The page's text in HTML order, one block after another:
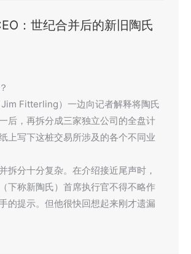
：世纪合并后的新旧陶氏
Jim Fitterling）一边向记者解释将陶氏
后，再拆分成三家独立公司的全盘计
上写下这桩交易所涉及的各个不同业
拆分十分复杂。在介绍接近尾声时，
下称新陶氏）首席执行官不得不略作
的提示。但他很快回想起来刚才遗漏